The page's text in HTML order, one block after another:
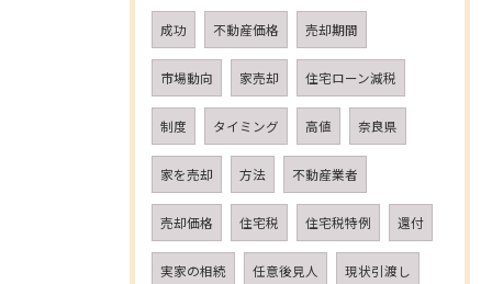
成功 不動産価格 売却期間
市場動向 家売却 住宅ローン減税
制度 タイミング 高値 奈良県
家を売却 方法 不動産業者
売却価格 住宅税 住宅税特例 還付
実家の相続 任意後見人 現状引渡し